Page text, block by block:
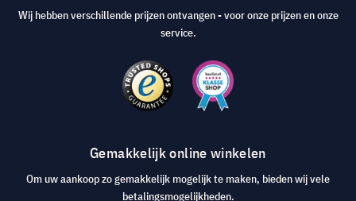
Wij hebben verschillende prijzen ontvangen - voor onze prijzen en onze
service.
Gemakkelijk online winkelen
Om uw aankoop zo gemakkelijk mogelijk te maken, bieden wij vele
betalingsmogelijkheden.